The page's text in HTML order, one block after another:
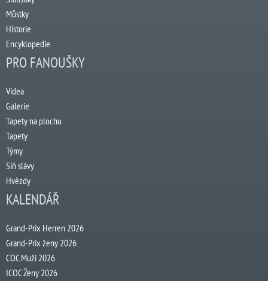
Můstky
Historie
Encyklopedie
PRO FANOUŠKY
Videa
Galerie
Tapety na plochu
Tapety
Týmy
Síň slávy
Hvězdy
KALENDÁŘ
Grand-Prix Herren 2026
Grand-Prix ženy 2026
COC Muži 2026
ICOC Ženy 2026